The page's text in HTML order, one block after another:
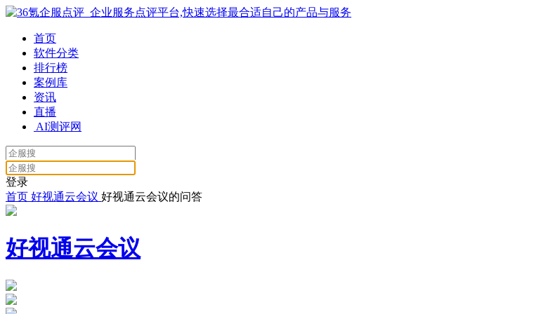
首页
软件分类
排行榜
案例库
资讯
直播
AI测评网
登录
首页 好视通云会议 好视通云会议的问答
好视通云会议